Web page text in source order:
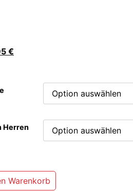
€
Herren
Warenkorb